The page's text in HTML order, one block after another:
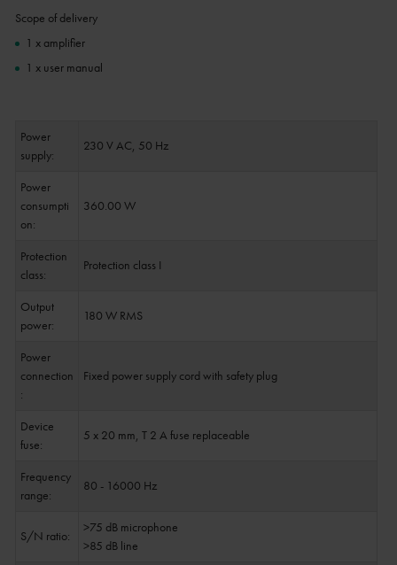
Scope of delivery
1 x amplifier
1 x user manual
Power
supply:
230 V AC, 50 Hz
Power
consumpti
on:
360.00 W
Protection
class:
Protection class I
Output
power:
180 W RMS
Power
connection
:
Fixed power supply cord with safety plug
Device
fuse:
5 x 20 mm, T 2 A fuse replaceable
Frequency
range:
80 - 16000 Hz
S/N ratio:
>75 dB microphone
>85 dB line